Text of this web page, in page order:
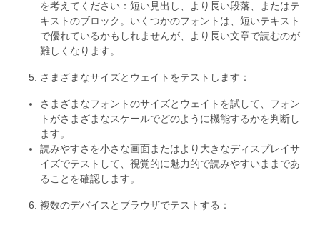
を考えてください：短い見出し、より長い段落、またはテ
キストのブロック。いくつかのフォントは、短いテキスト
で優れているかもしれませんが、より長い文章で読むのが
難しくなります。
さまざまなサイズとウェイトをテストします：
さまざまなフォントのサイズとウェイトを試して、フォン
トがさまざまなスケールでどのように機能するかを判断し
ます。
読みやすさを小さな画面またはより大きなディスプレイサ
イズでテストして、視覚的に魅力的で読みやすいままであ
ることを確認します。
複数のデバイスとブラウザでテストする：